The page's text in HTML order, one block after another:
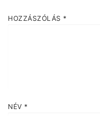
HOZZÁSZÓLÁS *
NÉV *